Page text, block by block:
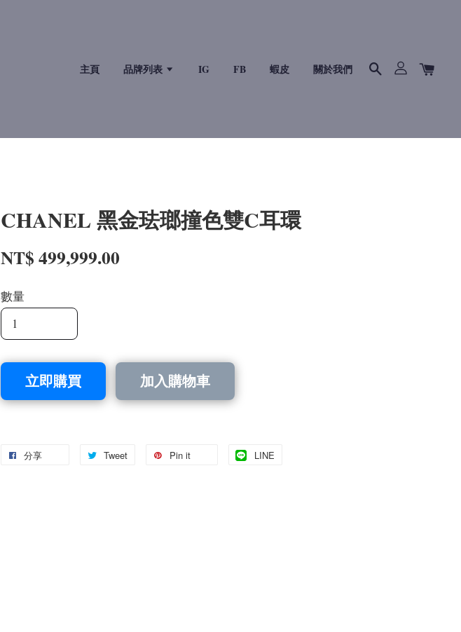
主頁 品牌列表 IG FB 蝦皮 關於我們
CHANEL 黑金珐瑯撞色雙C耳環
NT$ 499,999.00
數量
立即購買 加入購物車
分享 Tweet Pin it LINE